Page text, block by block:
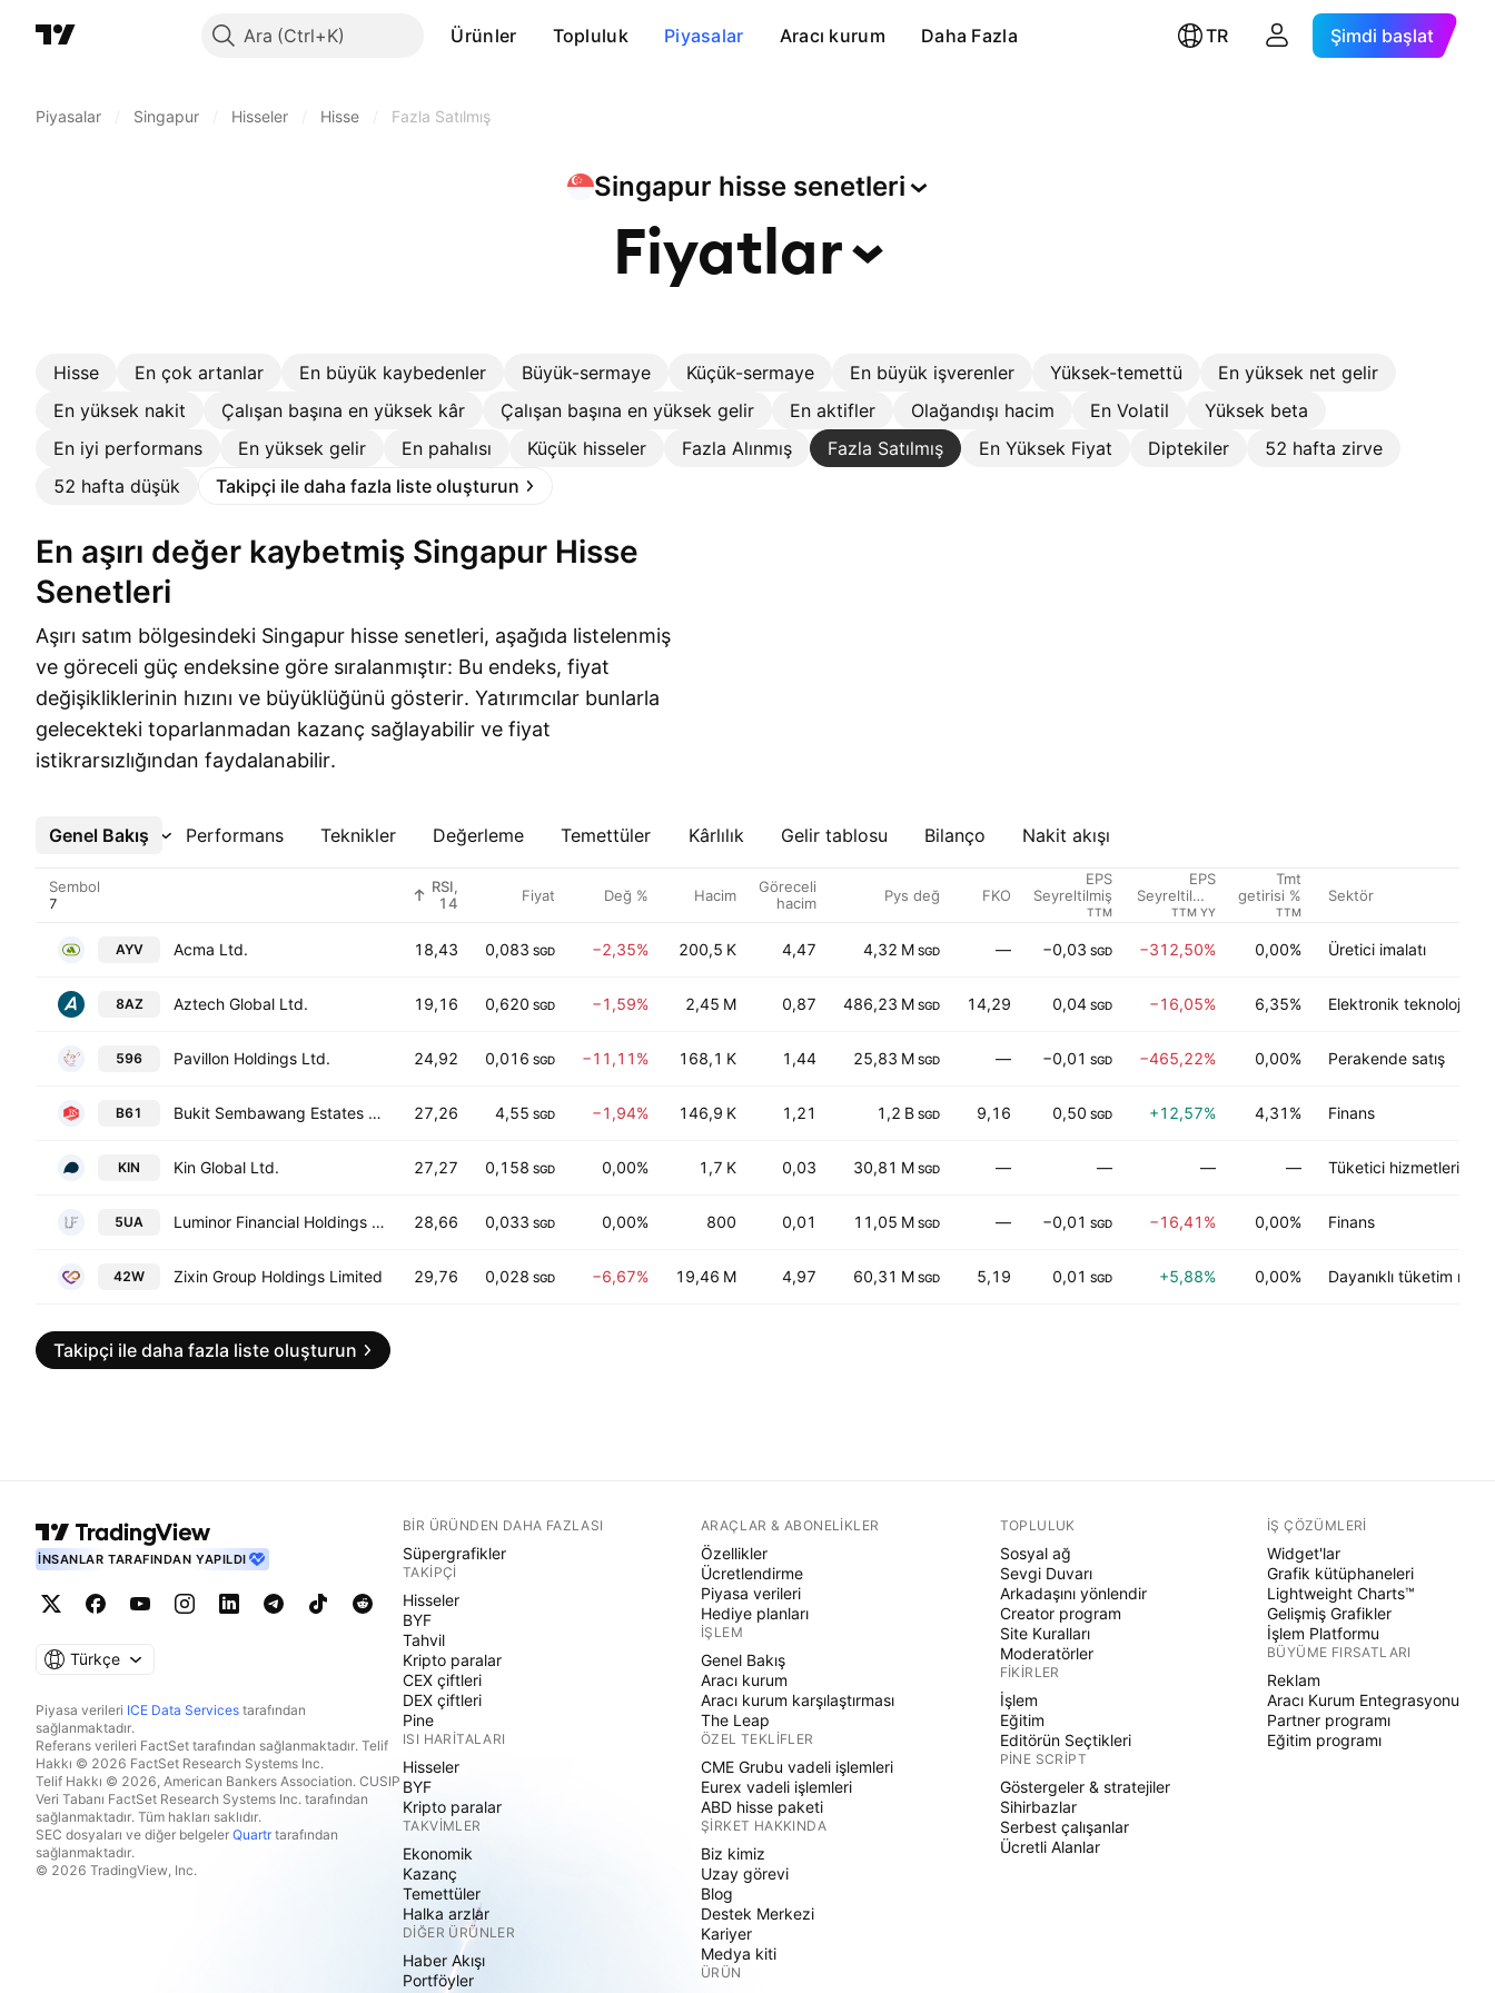
Ara Ürünler Topluluk Piyasalar Aracı kurum Daha Fazla TR Şimdi başlat
Piyasalar Singapur Hisseler Hisse Fazla Satılmış
Singapur hisse senetleri
Fiyatlar
Hisse En çok artanlar En büyük kaybedenler Büyük-sermaye Küçük-sermaye En büyük işverenler Yüksek-temettü
En yüksek net gelir
En yüksek nakit
Çalışan başına en yüksek kâr Çalışan başına en yüksek gelir En aktifler Olağandışı hacim En Volatil
Yüksek beta
En iyi performans
En yüksek gelir En pahalısı Küçük hisseler Fazla Alınmış Fazla Satılmış En Yüksek Fiyat Diptekiler
52 hafta zirve
52 hafta düşük
Takipçi ile daha fazla liste oluşturun
En aşırı değer kaybetmiş Singapur Hisse
Senetleri
Aşırı satım bölgesindeki Singapur hisse senetleri, aşağıda listelenmiş
ve göreceli güç endeksine göre sıralanmıştır: Bu endeks, fiyat
değişikliklerinin hızını ve büyüklüğünü gösterir. Yatırımcılar bunlarla
gelecekteki toparlanmadan kazanç sağlayabilir ve fiyat
istikrarsızlığından faydalanabilir.
Genel Bakış Performans Teknikler Değerleme Temettüler Kârlılık Gelir tablosu Bilanço Nakit akışı
Daha Fazla
Sembol
RSI,
14
Fiyat Değ % Hacim
Göreceli
hacim
Pys değ FKO
EPS
Seyreltilmiş
TTM
EPS
Seyreltilmiş
Büyüme
TTM YY
Tmt
getirisi %
TTM
Sektör
AYV Acma Ltd. 18,43 0,083 SGD −2,35% 200,5 K 4,47 4,32 M SGD — −0,03 SGD −312,50% 0,00% Üretici imalatı
8AZ Aztech Global Ltd. 19,16 0,620 SGD −1,59% 2,45 M 0,87 486,23 M SGD 14,29 0,04 SGD −16,05% 6,35% Elektronik teknoloji
596 Pavillon Holdings Ltd. 24,92 0,016 SGD −11,11% 168,1 K 1,44 25,83 M SGD — −0,01 SGD −465,22% 0,00% Perakende satış
B61 Bukit Sembawang Estates Limited 27,26 4,55 SGD −1,94% 146,9 K 1,21 1,2 B SGD 9,16 0,50 SGD +12,57% 4,31% Finans
KIN Kin Global Ltd. 27,27 0,158 SGD 0,00% 1,7 K 0,03 30,81 M SGD — — — — Tüketici hizmetleri
5UA Luminor Financial Holdings Limited 28,66 0,033 SGD 0,00% 800 0,01 11,05 M SGD — −0,01 SGD −16,41% 0,00% Finans
42W Zixin Group Holdings Limited 29,76 0,028 SGD −6,67% 19,46 M 4,97 60,31 M SGD 5,19 0,01 SGD +5,88% 0,00% Dayanıklı tüketim
Takipçi ile daha fazla liste oluşturun
İNSANLAR TARAFINDAN YAPILDI
Türkçe
Piyasa verileri ICE Data Services tarafından
sağlanmaktadır.
Referans verileri FactSet tarafından sağlanmaktadır. Telif
Hakkı © 2026 FactSet Research Systems Inc.
Telif Hakkı © 2026, American Bankers Association. CUSIP
Veri Tabanı FactSet Research Systems Inc. tarafından
sağlanmaktadır. Tüm hakları saklıdır.
SEC dosyaları ve diğer belgeler Quartrtarafından
sağlanmaktadır.
© 2026 TradingView, Inc.
BIR ÜRÜNDEN DAHA FAZLASI
Süpergrafikler
TAKIPÇI
Hisseler
BYF
Tahvil
Kripto paralar
CEX çiftleri
DEX çiftleri
Pine
ISI HARITALARI
Hisseler
BYF
Kripto paralar
TAKVIMLER
Ekonomik
Kazanç
Temettüler
Halka arzlar
DIĞER ÜRÜNLER
Haber Akışı
Portföyler
ARAÇLAR & ABONELIKLER
Özellikler
Ücretlendirme
Piyasa verileri
Hediye planları
İŞLEM
Genel Bakış
Aracı kurum
Aracı kurum karşılaştırması
The Leap
ÖZEL TEKLIFLER
CME Grubu vadeli işlemleri
Eurex vadeli işlemleri
ABD hisse paketi
ŞIRKET HAKKINDA
Biz kimiz
Uzay görevi
Blog
Destek Merkezi
Kariyer
Medya kiti
ÜRÜN
TOPLULUK
Sosyal ağ
Sevgi Duvarı
Arkadaşını yönlendir
Creator program
Site Kuralları
Moderatörler
FIKIRLER
İşlem
Eğitim
Editörün Seçtikleri
PINE SCRIPT
Göstergeler & stratejiler
Sihirbazlar
Serbest çalışanlar
Ücretli Alanlar
İŞ ÇÖZÜMLERI
Widget'lar
Grafik kütüphaneleri
Lightweight Charts™
Gelişmiş Grafikler
İşlem Platformu
BÜYÜME FIRSATLARI
Reklam
Aracı Kurum Entegrasyonu
Partner programı
Eğitim programı